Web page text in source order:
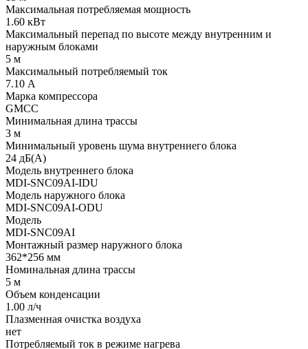
Максимальная потребляемая мощность
1.60 кВт
Максимальный перепад по высоте между внутренним и
наружным блоками
5 м
Максимальный потребляемый ток
7.10 А
Марка компрессора
GMCC
Минимальная длина трассы
3 м
Минимальный уровень шума внутреннего блока
24 дБ(А)
Модель внутреннего блока
MDI-SNC09AI-IDU
Модель наружного блока
MDI-SNC09AI-ODU
Модель
MDI-SNC09AI
Монтажный размер наружного блока
362*256 мм
Номинальная длина трассы
5 м
Объем конденсации
1.00 л/ч
Плазменная очистка воздуха
нет
Потребляемый ток в режиме нагрева